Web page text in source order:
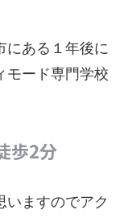
にある１年後に
モード専門学校
歩2分
いますのでアク